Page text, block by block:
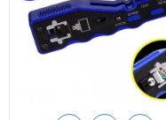
MEDİA CONVERTER
ETHERNET SWİTCH